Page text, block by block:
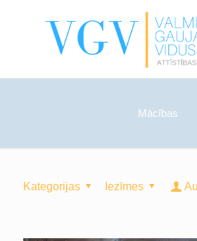
Mācības
Kategorijas Iezīmes